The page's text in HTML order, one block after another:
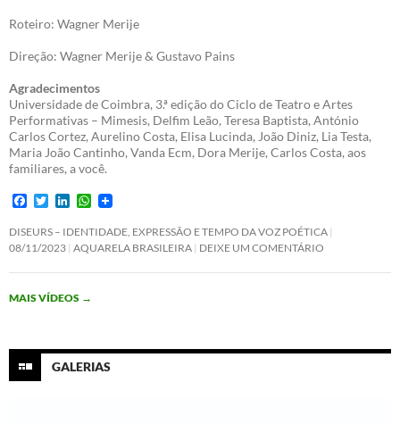
Roteiro: Wagner Merije
Direção: Wagner Merije & Gustavo Pains
Agradecimentos
Universidade de Coimbra, 3.ª edição do Ciclo de Teatro e Artes
Performativas – Mimesis, Delfim Leão, Teresa Baptista, António
Carlos Cortez, Aurelino Costa, Elisa Lucinda, João Diniz, Lia Testa,
Maria João Cantinho, Vanda Ecm, Dora Merije, Carlos Costa, aos
familiares, a você.
F
c
e
b
o
k
T
i
t
t
e
n
k
e
d
n
W
a
t
s
A
DISEURS – IDENTIDADE, EXPRESSÃO E TEMPO DA VOZ POÉTICA
08/11/2023 AQUARELA BRASILEIRA DEIXE UM COMENTÁRIO
MAIS VÍDEOS →
GALERIAS